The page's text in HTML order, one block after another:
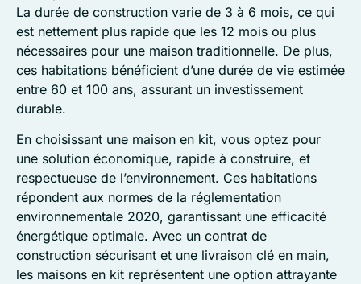
La durée de construction varie de 3 à 6 mois, ce qui
est nettement plus rapide que les 12 mois ou plus
nécessaires pour une maison traditionnelle. De plus,
ces habitations bénéficient d’une durée de vie estimée
entre 60 et 100 ans, assurant un investissement
durable.
En choisissant une maison en kit, vous optez pour
une solution économique, rapide à construire, et
respectueuse de l’environnement. Ces habitations
répondent aux normes de la réglementation
environnementale 2020, garantissant une efficacité
énergétique optimale. Avec un contrat de
construction sécurisant et une livraison clé en main,
les maisons en kit représentent une option attrayante